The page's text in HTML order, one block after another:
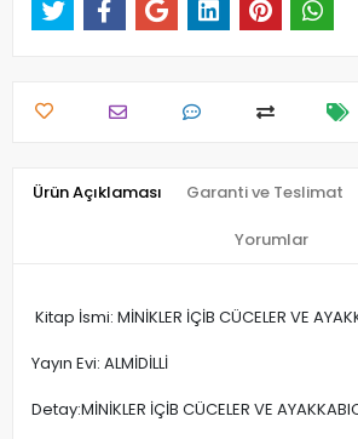
Ürün Açıklaması Garanti ve Teslimat
Yorumlar
Kitap İsmi: MİNİKLER İÇİB CÜCELER VE
Yayın Evi: ALMİDİLLİ
Detay:MİNİKLER İÇİB CÜCELER VE